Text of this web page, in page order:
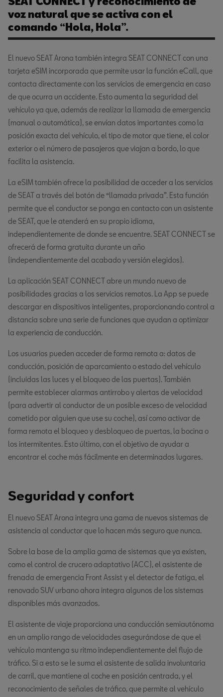
voz natural que se activa con el
comando “Hola, Hola”.
El nuevo SEAT Arona también integra SEAT CONNECT con una
tarjeta eSIM incorporada que permite usar la función eCall, que
contacta directamente con los servicios de emergencia en caso
de que ocurra un accidente. Esto aumenta la seguridad del
vehículo ya que, además de realizar la llamada de emergencia
(manual o automática), se envían datos importantes como la
posición exacta del vehículo, el tipo de motor que tiene, el color
exterior o el número de pasajeros que viajan a bordo, lo que
facilita la asistencia.
La eSIM también ofrece la posibilidad de acceder a los servicios
de SEAT a través del botón de “llamada privada”. Esta función
permite que el conductor se ponga en contacto con un asistente
de SEAT, que le atenderá en su propio idioma,
independientemente de donde se encuentre. SEAT CONNECT se
ofrecerá de forma gratuita durante un año
(independientemente del acabado y versión elegidos).
La aplicación SEAT CONNECT abre un mundo nuevo de
posibilidades gracias a los servicios remotos. La App se puede
descargar en dispositivos inteligentes, proporcionando control a
distancia sobre una serie de funciones que ayudan a optimizar
la experiencia de conducción.
Los usuarios pueden acceder de forma remota a: datos de
conducción, posición de aparcamiento o estado del vehículo
(incluidas las luces y el bloqueo de las puertas). También
permite establecer alarmas antirrobo y alertas de velocidad
(para advertir al conductor de un posible exceso de velocidad
cometido por alguien que use su coche), así como activar de
forma remota el bloqueo y desbloqueo de puertas, la bocina o
los intermitentes. Esto último, con el objetivo de ayudar a
encontrar el coche más fácilmente en determinados lugares.
Seguridad y confort
El nuevo SEAT Arona integra una gama de nuevos sistemas de
asistencia al conductor que lo hacen más seguro que nunca.
Sobre la base de la amplia gama de sistemas que ya existen,
como el control de crucero adaptativo (ACC), el asistente de
frenada de emergencia Front Assist y el detector de fatiga, el
renovado SUV urbano ahora integra algunos de los sistemas
disponibles más avanzados.
El asistente de viaje proporciona una conducción semiautónoma
en un amplio rango de velocidades asegurándose de que el
vehículo mantenga su ritmo independientemente del flujo de
tráfico. Si a esto se le suma el asistente de salida involuntaria
de carril, que mantiene al coche en posición centrada, y el
reconocimiento de señales de tráfico, que permite al vehículo